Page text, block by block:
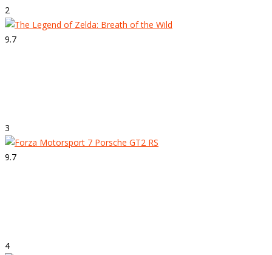
2
9.7
3
9.7
4